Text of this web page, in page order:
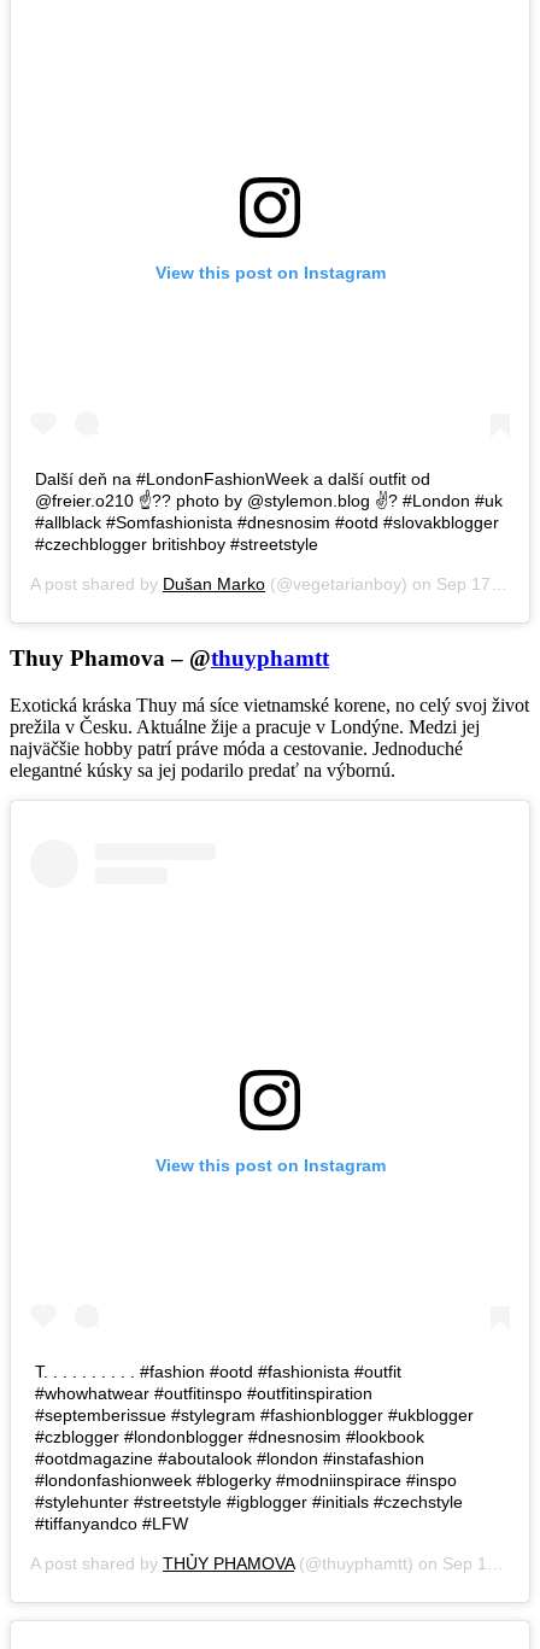
View this post on Instagram
Další deň na #LondonFashionWeek a další outfit od
@freier.o210 ☝?? photo by @stylemon.blog ✌? #London #uk
#allblack #Somfashionista #dnesnosim #ootd #slovakblogger
#czechblogger britishboy #streetstyle
A post shared by Dušan Marko (@vegetarianboy) on Sep 17, 2018 at 9:10am PDT
Thuy Phamova – @thuyphamtt
Exotická kráska Thuy má síce vietnamské korene, no celý svoj život
prežila v Česku. Aktuálne žije a pracuje v Londýne. Medzi jej
najväčšie hobby patrí práve móda a cestovanie. Jednoduché
elegantné kúsky sa jej podarilo predať na výbornú.
View this post on Instagram
T. . . . . . . . . . #fashion #ootd #fashionista #outfit
#whowhatwear #outfitinspo #outfitinspiration
#septemberissue #stylegram #fashionblogger #ukblogger
#czblogger #londonblogger #dnesnosim #lookbook
#ootdmagazine #aboutalook #london #instafashion
#londonfashionweek #blogerky #modniinspirace #inspo
#stylehunter #streetstyle #igblogger #initials #czechstyle
#tiffanyandco #LFW
A post shared by THỦY PHAMOVA(@thuyphamtt) on Sep 16, 2018 at 1:59pm PDT